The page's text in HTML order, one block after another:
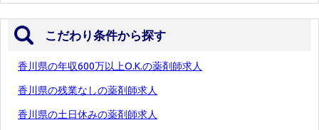
こだわり条件から探す
香川県の年収600万以上O.K.の薬剤師求人
香川県の残業なしの薬剤師求人
香川県の土日休みの薬剤師求人